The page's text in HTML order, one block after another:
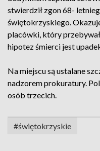
stwierdził zgon 68-
świętokrzyskiego.
placówki, który
hipotez śmierci jest
Na miejscu są ustalane
nadzorem prokuratury.
osób trzecich.
#świętokrzyskie